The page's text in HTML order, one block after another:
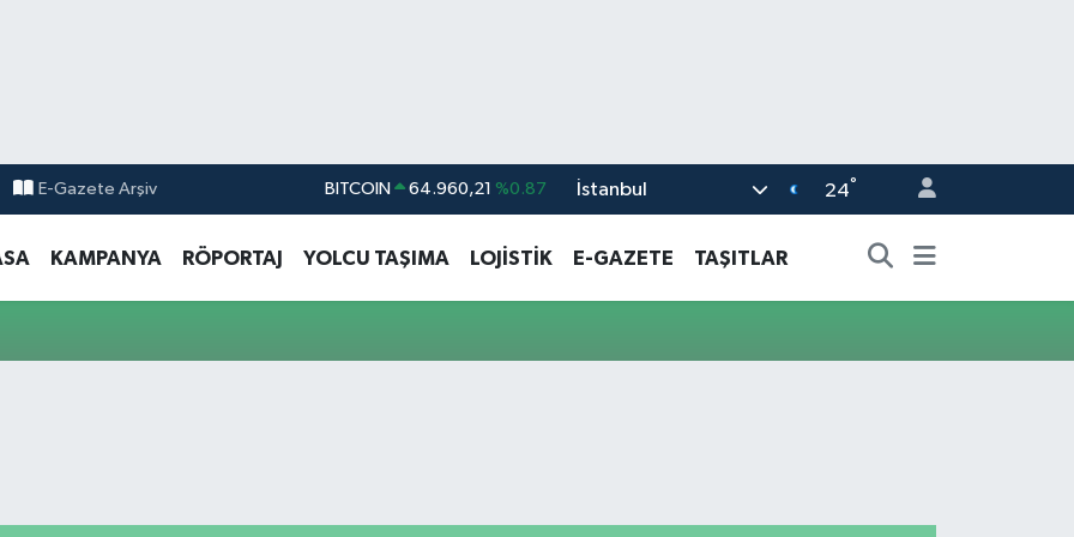
E-Gazete Arşiv BITCOIN 64.960,21 %0.87
GRAM ALTIN 6660.55 %0.03
İstanbul 24°
KAMPANYA RÖPORTAJ YOLCU TAŞIMA LOJİSTİK E-GAZETE TAŞITLAR